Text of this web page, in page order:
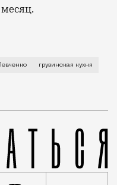
кухни Nene
грузинская кухня